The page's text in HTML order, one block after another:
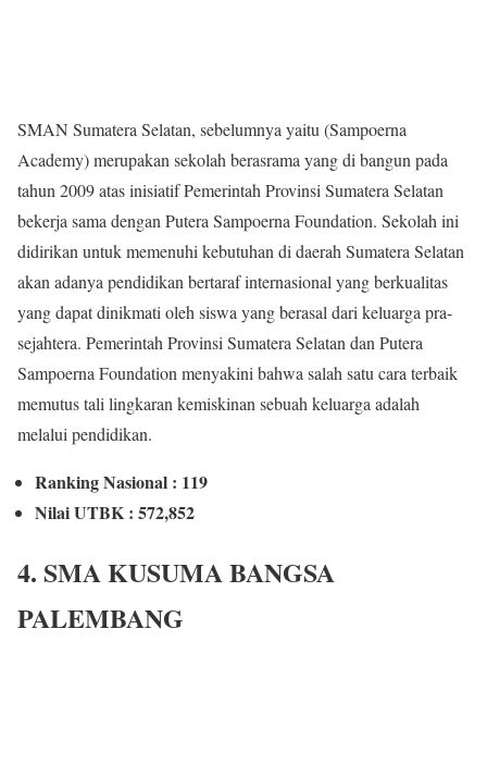
SMAN Sumatera Selatan, sebelumnya yaitu (Sampoerna
Academy) merupakan sekolah berasrama yang di bangun pada
tahun 2009 atas inisiatif Pemerintah Provinsi Sumatera Selatan
bekerja sama dengan Putera Sampoerna Foundation. Sekolah ini
didirikan untuk memenuhi kebutuhan di daerah Sumatera Selatan
akan adanya pendidikan bertaraf internasional yang berkualitas
yang dapat dinikmati oleh siswa yang berasal dari keluarga pra-
sejahtera. Pemerintah Provinsi Sumatera Selatan dan Putera
Sampoerna Foundation menyakini bahwa salah satu cara terbaik
memutus tali lingkaran kemiskinan sebuah keluarga adalah
melalui pendidikan.
Ranking Nasional : 119
Nilai UTBK : 572,852
4. SMA KUSUMA BANGSA
PALEMBANG